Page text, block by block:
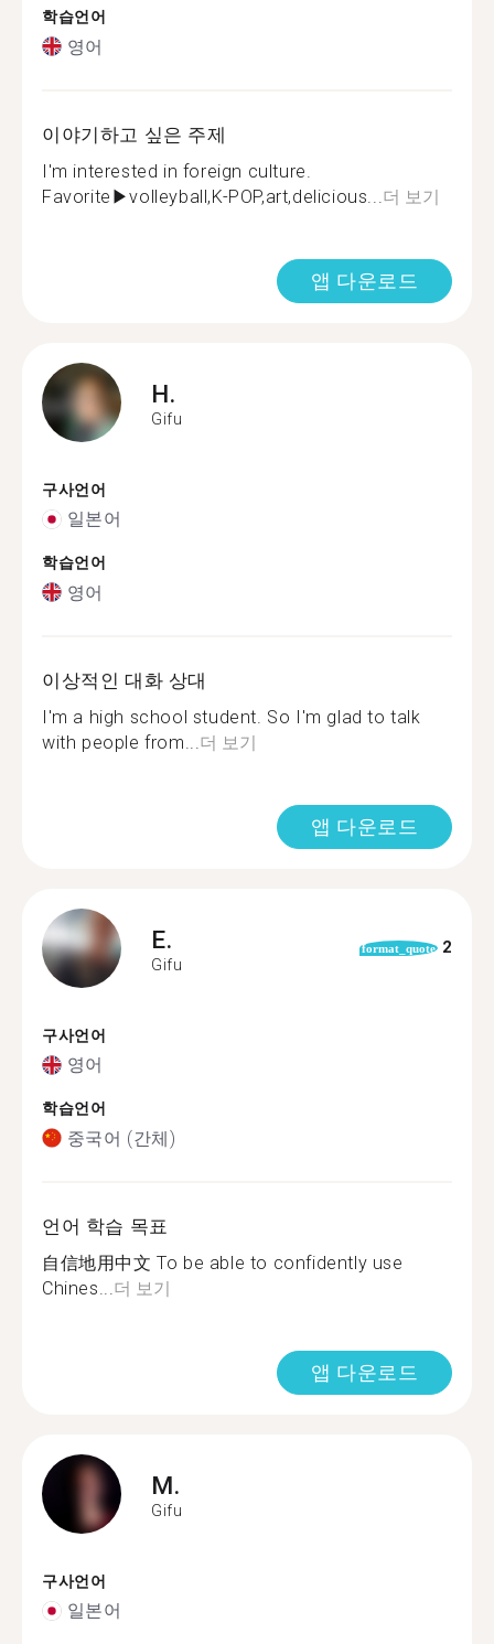
학습언어
영어
이야기하고 싶은 주제
I'm interested in foreign culture.
Favorite▶︎volleyball,K-POP,art,delicious... 더 보기
앱 다운로드
H.
Gifu
구사언어
일본어
학습언어
영어
이상적인 대화 상대
I'm a high school student. So I'm glad to talk
with people from... 더 보기
앱 다운로드
E.
Gifu
format_quote 2
구사언어
영어
학습언어
중국어 (간체)
언어 학습 목표
自信地用中文 To be able to confidently use
Chines... 더 보기
앱 다운로드
M.
Gifu
구사언어
일본어